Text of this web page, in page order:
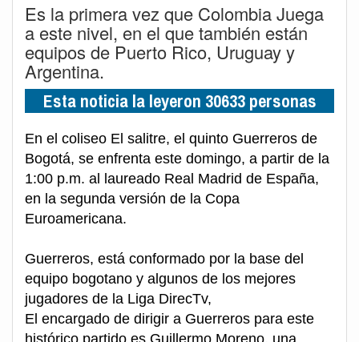
Es la primera vez que Colombia Juega
a este nivel, en el que también están
equipos de Puerto Rico, Uruguay y
Argentina.
Esta noticia la leyeron 30633 personas
En el coliseo El salitre, el quinto Guerreros de
Bogotá, se enfrenta este domingo, a partir de la
1:00 p.m. al laureado Real Madrid de España,
en la segunda versión de la Copa
Euroamericana.
Guerreros, está conformado por la base del
equipo bogotano y algunos de los mejores
jugadores de la Liga DirecTv,
El encargado de dirigir a Guerreros para este